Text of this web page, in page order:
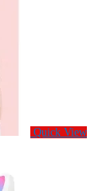
Quick View